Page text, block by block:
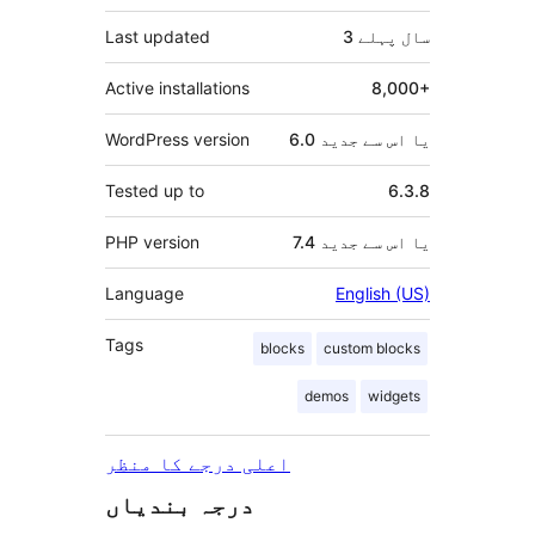
Last updated 3 سال پہلے
Active installations 8,000+
WordPress version 6.0 یا اس سے جدید
Tested up to 6.3.8
PHP version 7.4 یا اس سے جدید
Language English (US)
Tags blocks custom blocks
demos widgets
اعلی درجے کا منظر
درجہ بندیاں